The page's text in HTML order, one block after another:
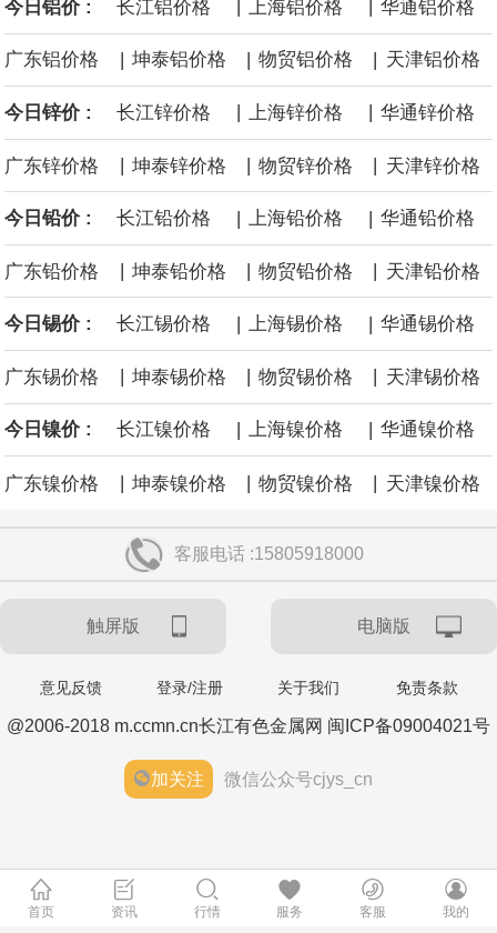
后续14艘平均每艘约180亿美元。
黄金价格有望录得自今年1月以来最大单周涨幅。油价走弱为金价提
供支撑，同时投资者正等待美国非农就业数据，以寻找美国利率前
景的线索。StoneX高级分析师马特·辛普森表示，中东和平前景改善
海力士：龙仁工厂将生产高带宽内存（HBM）及其他下一代动态随
机存取存储器（DRAM）。
今日铝价 : 长江铝价格 上海铝价格 华通铝价格
广东铝价格 | 坤泰铝价格 | 物贸铝价格 | 天津铝价格
今日锌价 : 长江锌价格 上海锌价格 华通锌价格
广东锌价格 | 坤泰锌价格 | 物贸锌价格 | 天津锌价格
今日铅价 : 长江铅价格 | 上海铅价格 | 华通铅价格
广东铅价格 坤泰铅价格 物贸铅价格 天津铅价格
今日锡价 : 长江锡价格 | 上海锡价格 | 华通锡价格
广东锡价格 坤泰锡价格 物贸锡价格 天津锡价格
今日镍价 : 长江镍价格 | 上海镍价格 | 华通镍价格
广东镍价格 | 坤泰镍价格 | 物贸镍价格 | 天津镍价格
客服电话 :15805918000
触屏版 电脑版
意见反馈 登录/注册 关于我们 免责条款
@2006-2018 m.ccmn.cn长江有色金属网 闽ICP备09004021号
加关注 微信公众号cjys_cn
首页 资讯 行情 服务 客服 我的